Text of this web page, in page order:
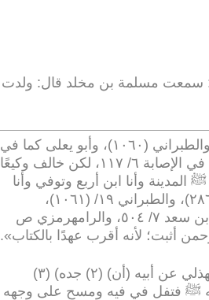
سمعت مسلمة بن مخلد قال: ولدت
(١) صحيح؛ أخرجه ابن أبي عاصم في الآحاد (٢٨٦٥)، والطبراني (١٠٦٠)، وأبو يعلى كما في
المطالب (٤٠٩٣)، وابن عساكر ٥٨/ ٦٠، وأبو نعيم كما في الإصابة ٦/ ١١٧، لكن خالف وكيعًا
وأنا ابن أربع وتوفي وأنا
ابن أربع عشرة)، أخرجه ابن أبي عاصم في الآحاد (٢٨٦٦)، والطبراني ١٩/ (١٠٦١)،
والبخاري في التاريخ ٧/ ٣٨٧، وابن عساكر ٥٨/ ٥٧، وابن سعد ٧/ ٥٠٤، والرامهرمزي ص
».
حدثنا وكيع قال: حدثنا (١) (سنان بن سلمة الهذلي عن أبيه (أن) (٢) جده) (٣)
ﷺ فتفل في فيه ومسح على وجهه